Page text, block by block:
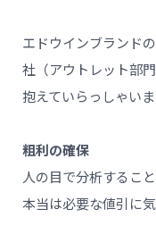
エドウインブランド
社（アウトレット部
抱えていらっしゃいま
粗利の確保
人の目で分析するこ
本当は必要な値引に